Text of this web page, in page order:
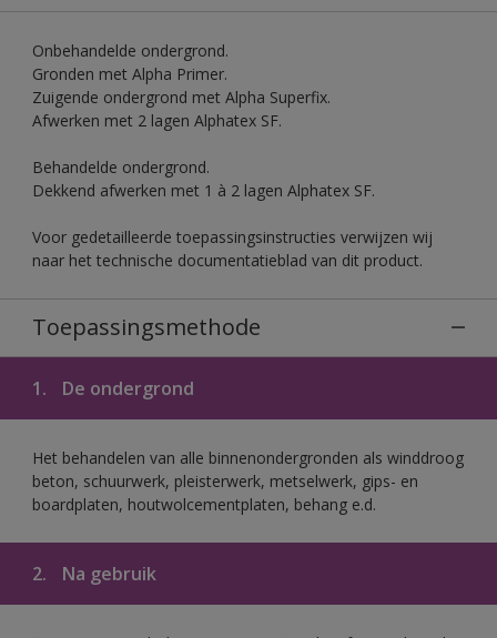
Onbehandelde ondergrond.
Gronden met Alpha Primer.
Zuigende ondergrond met Alpha Superfix.
Afwerken met 2 lagen Alphatex SF.
Behandelde ondergrond.
Dekkend afwerken met 1 à 2 lagen Alphatex SF.
Voor gedetailleerde toepassingsinstructies verwijzen wij
naar het technische documentatieblad van dit product.
Toepassingsmethode
1. De ondergrond
Het behandelen van alle binnenondergronden als winddroog
beton, schuurwerk, pleisterwerk, metselwerk, gips- en
boardplaten, houtwolcementplaten, behang e.d.
2. Na gebruik